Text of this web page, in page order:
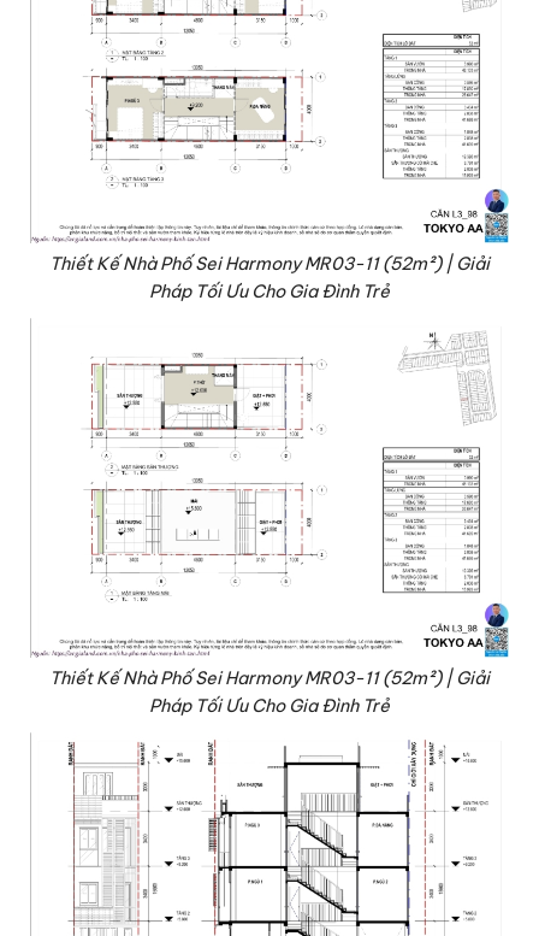
Thiết Kế Nhà Phố Sei Harmony MR03-11 (52m²) | Giải
Pháp Tối Ưu Cho Gia Đình Trẻ
Thiết Kế Nhà Phố Sei Harmony MR03-11 (52m²) | Giải
Pháp Tối Ưu Cho Gia Đình Trẻ